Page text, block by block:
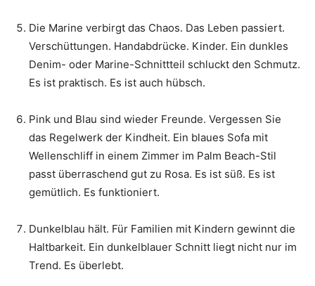
Die Marine verbirgt das Chaos. Das Leben passiert.
Verschüttungen. Handabdrücke. Kinder. Ein dunkles
Denim- oder Marine-Schnittteil schluckt den Schmutz.
Es ist praktisch. Es ist auch hübsch.
Pink und Blau sind wieder Freunde. Vergessen Sie
das Regelwerk der Kindheit. Ein blaues Sofa mit
Wellenschliff in einem Zimmer im Palm Beach-Stil
passt überraschend gut zu Rosa. Es ist süß. Es ist
gemütlich. Es funktioniert.
Dunkelblau hält. Für Familien mit Kindern gewinnt die
Haltbarkeit. Ein dunkelblauer Schnitt liegt nicht nur im
Trend. Es überlebt.